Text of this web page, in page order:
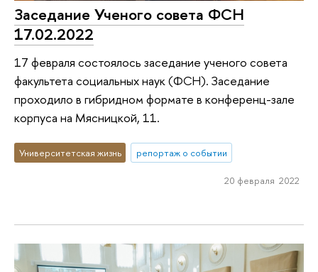
Заседание Ученого совета ФСН
17.02.2022
17 февраля состоялось заседание ученого совета
факультета социальных наук (ФСН). Заседание
проходило в гибридном формате в конференц-зале
корпуса на Мясницкой, 11.
Университетская жизнь репортаж о событии
20 февраля 2022